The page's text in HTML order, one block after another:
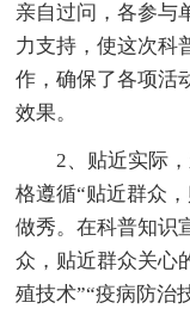
亲自过问，各参与
力支持，使这次科
作，确保了各项活
效果。
2、贴近实际
格遵循“贴近群众
做秀。在科普知识
众，贴近群众关心
殖技术”“疫病防治